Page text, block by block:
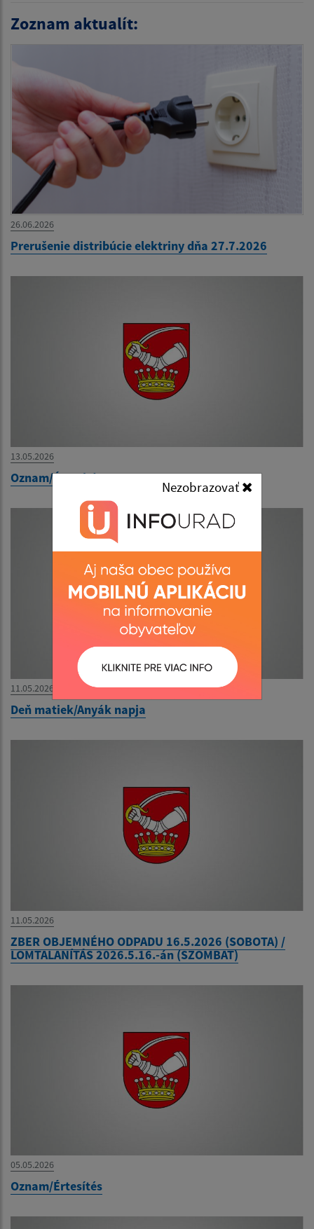
Nezobrazovať
Zoznam aktualít:
26.06.2026
Prerušenie distribúcie elektriny dňa 27.7.2026
13.05.2026
Oznam/Értesítés
11.05.2026
Deň matiek/Anyák napja
11.05.2026
ZBER OBJEMNÉHO ODPADU 16.5.2026 (SOBOTA) /
LOMTALANÍTÁS 2026.5.16.-án (SZOMBAT)
05.05.2026
Oznam/Értesítés